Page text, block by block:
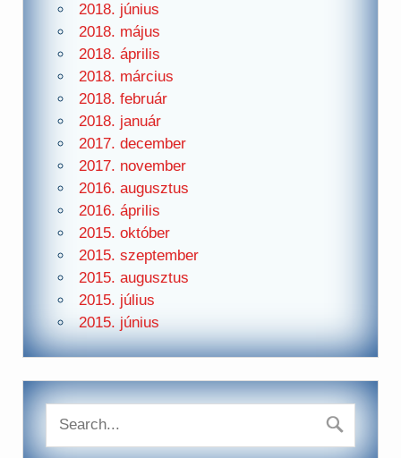
2018. június
2018. május
2018. április
2018. március
2018. február
2018. január
2017. december
2017. november
2016. augusztus
2016. április
2015. október
2015. szeptember
2015. augusztus
2015. július
2015. június